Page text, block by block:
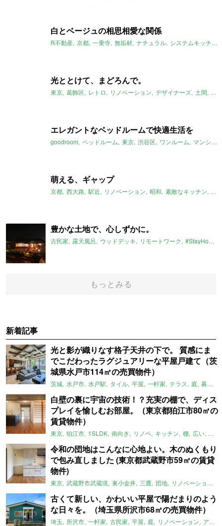
白とベージュの相思相愛な関係
R不動産 京都 一乗寺 無垢材 ナチュラル システムキッチン
光ととけて、まどろんで。
東京 葛飾区 レトロ リノベーション デザイナーズ 土間 モ
エレガントなベッドルームで快適生活を
goodroom ベッドルーム 東京 渋谷区 ワンルーム マンション
萌える、ギャップ
京都 西大路 駅近 リノベーション 昭和 素敵なキッチン ギ
豊かな土地で、心しずかに。
古民家 露天風呂 ウッドデッキ リモートワーク #StayHome
もっとみる
新着記事
光と影が織りなす格子天井の下で。 質感にま
でこだわったラグジュアリーな平屋戸建て（茨
城県水戸市114㎡の売買物件）
茨城 水戸市 水戸駅 タイル 平屋 一軒家 テラス 庭 募集中
白壁の裏に宇宙の技術！？充実の棚で、ディス
プレイを愉しむお部屋。（東京都狛江市80㎡の
賃貸物件）
東京 狛江市 1SLDK 南向き リノベ キッチン 棚 広い ガイ
令和の団地はこんなに心地よい。木のぬくもり
で包み直しました (東京都武蔵野市59㎡の賃貸
物件)
東京 武蔵野市武蔵境 東小金井 三鷹 団地 リノベーション
古くて新しい、かわいい平屋で陽だまりのよう
な日々を。（埼玉県所沢市68㎡の売買物件）
埼玉 所沢市 一軒家 古民家 平屋 庭 リノベーション アメリカンハウス